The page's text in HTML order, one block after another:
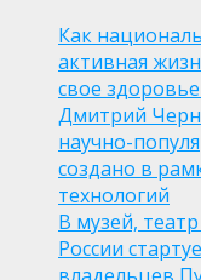
Как
активная
свое
Дмитрий
научно-
создано в
технологий
В музей,
России